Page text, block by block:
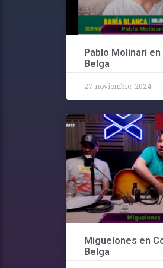
Pablo Molinari en
Belga
27 noviembre, 2024
Miguelones en
Belga